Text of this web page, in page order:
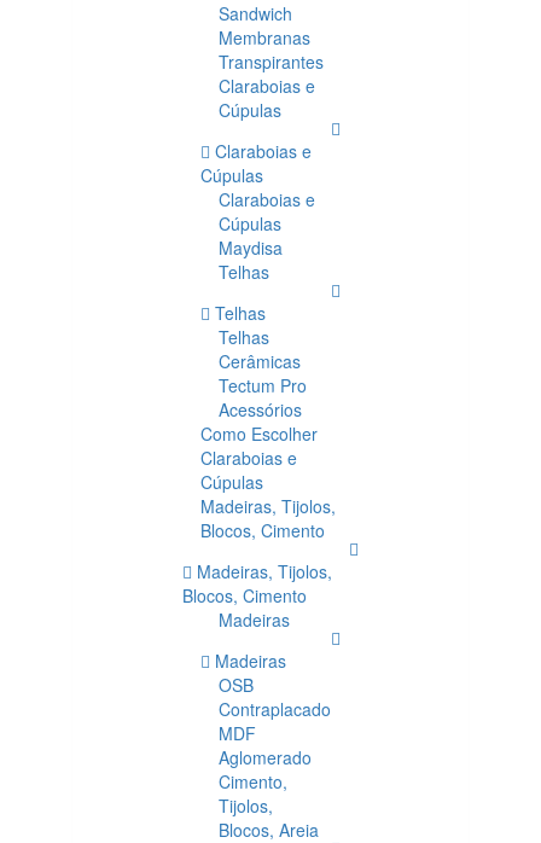
Sandwich
Membranas
Transpirantes
Claraboias e
Cúpulas
Claraboias e
Cúpulas
Claraboias e
Cúpulas
Maydisa
Telhas
Telhas
Telhas
Cerâmicas
Tectum Pro
Acessórios
Como Escolher
Claraboias e
Cúpulas
Madeiras, Tijolos,
Blocos, Cimento
Madeiras, Tijolos,
Blocos, Cimento
Madeiras
Madeiras
OSB
Contraplacado
MDF
Aglomerado
Cimento,
Tijolos,
Blocos, Areia